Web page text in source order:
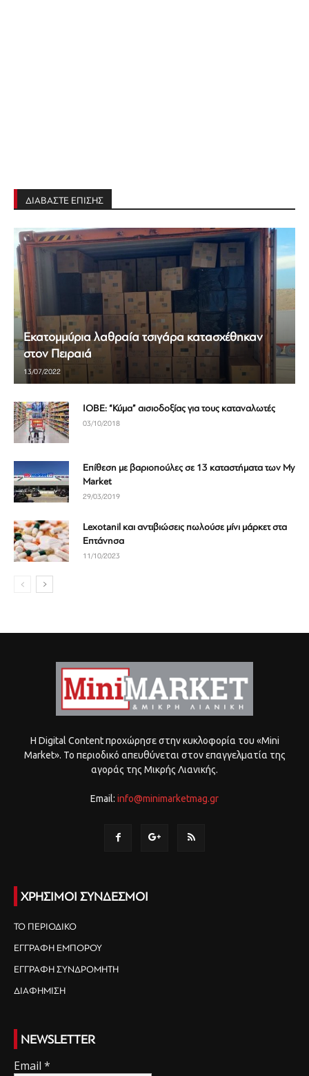
ΔΙΑΒΑΣΤΕ ΕΠΙΣΗΣ
Εκατομμύρια λαθραία τσιγάρα κατασχέθηκαν
στον Πειραιά
13/07/2022
ΙΟΒΕ: “Κύμα” αισιοδοξίας για τους καταναλωτές
03/10/2018
Επίθεση με βαριοπούλες σε 13 καταστήματα των My
Market
29/03/2019
Lexotanil και αντιβιώσεις πωλούσε μίνι μάρκετ στα
Επτάνησα
11/10/2023
Η Digital Content προχώρησε στην κυκλοφορία του «Mini
Market». Το περιοδικό απευθύνεται στον επαγγελματία της
αγοράς της Μικρής Λιανικής.
Email: info@minimarketmag.gr
ΧΡΗΣΙΜΟΙ ΣΥΝΔΕΣΜΟΙ
ΤΟ ΠΕΡΙΟΔΙΚΟ
ΕΓΓΡΑΦΗ ΕΜΠΟΡΟΥ
ΕΓΓΡΑΦΗ ΣΥΝΔΡΟΜΗΤΗ
ΔΙΑΦΗΜΙΣΗ
NEWSLETTER
Email *